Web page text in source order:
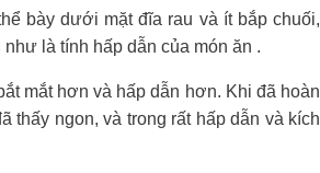
bày dưới mặt đĩa rau và ít bắp chuối,
là tính hấp dẫn của món ăn .
mắt hơn và hấp dẫn hơn. Khi đã hoàn
thấy ngon, và trong rất hấp dẫn và kích